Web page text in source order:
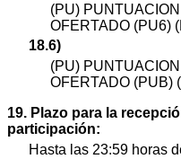
(PU)
OFERTADO (PU6)
18.6)
(PU)
OFERTADO (PUB)
19. Plazo para la
participación:
Hasta las 23:59 horas